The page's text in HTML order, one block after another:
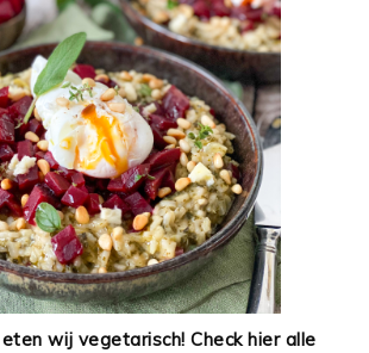
wij vegetarisch! Check hier alle